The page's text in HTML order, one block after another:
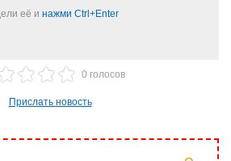
её и нажми Ctrl+Enter
0 голосов
Прислать новость